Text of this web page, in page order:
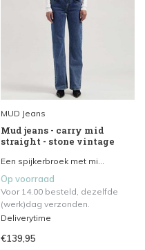
MUD Jeans
Mud jeans - carry mid
straight - stone vintage
Een spijkerbroek met mi...
Op voorraad
Voor 14.00 besteld, dezelfde
(werk)dag verzonden.
Deliverytime
€139,95